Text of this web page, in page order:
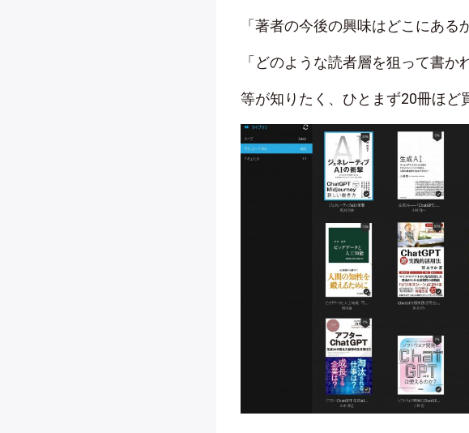
「著者の今後の興味はどこにある
「どのような読者層を狙って書か
等が知りたく、ひとまず20冊ほど